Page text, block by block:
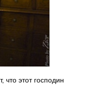
этот господин